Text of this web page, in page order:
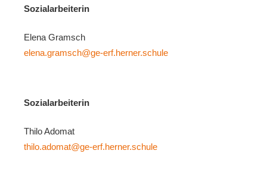
Sozialarbeiterin
Elena Gramsch
elena.gramsch@ge-erf.herner.schule
Sozialarbeiterin
Thilo Adomat
thilo.adomat@ge-erf.herner.schule